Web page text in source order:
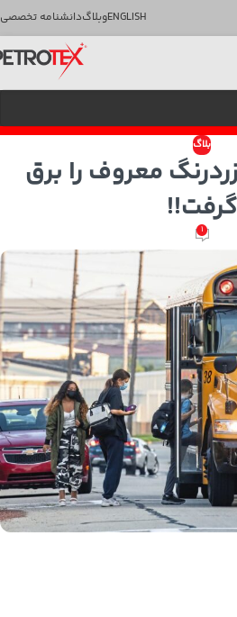
ENGLISHوبلاگدانشنامه تخصصی
بلاگ
معروف را برق
گرفت!!
1